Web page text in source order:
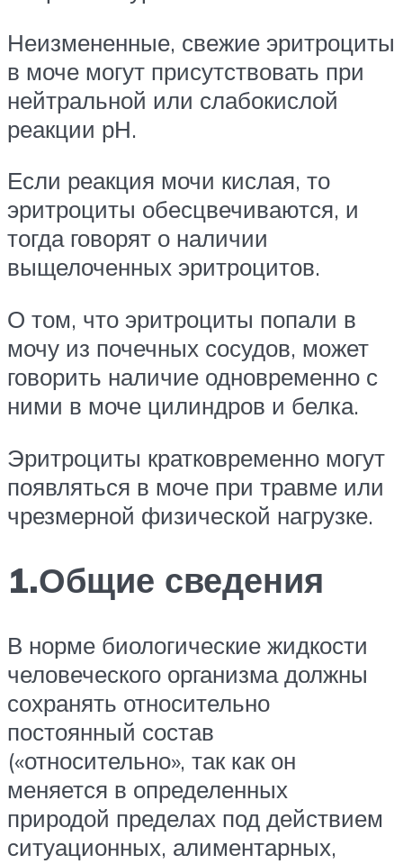
Неизмененные, свежие эритроциты
в моче могут присутствовать при
нейтральной или слабокислой
реакции рН.
Если реакция мочи кислая, то
эритроциты обесцвечиваются, и
тогда говорят о наличии
выщелоченных эритроцитов.
О том, что эритроциты попали в
мочу из почечных сосудов, может
говорить наличие одновременно с
ними в моче цилиндров и белка.
Эритроциты кратковременно могут
появляться в моче при травме или
чрезмерной физической нагрузке.
1.Общие сведения
В норме биологические жидкости
человеческого организма должны
сохранять относительно
постоянный состав
(«относительно», так как он
меняется в определенных
природой пределах под действием
ситуационных, алиментарных,